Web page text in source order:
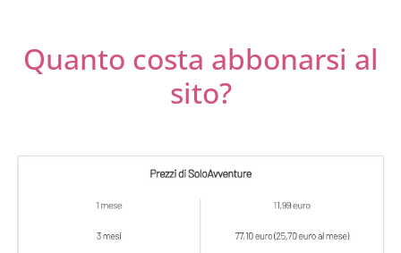
Quanto costa abbonarsi al
sito?